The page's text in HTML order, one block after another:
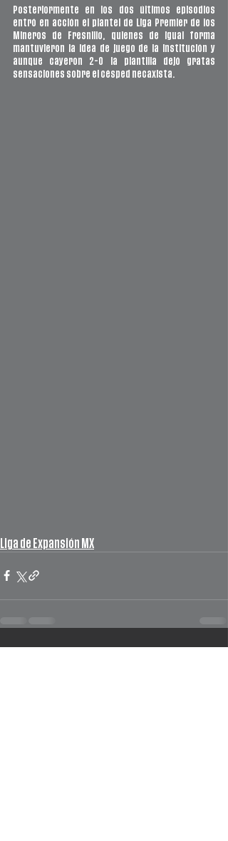
Posteriormente en los dos últimos episodios
entró en acción el plantel de Liga Premier de los
Mineros de Fresnillo, quienes de igual forma
mantuvieron la idea de juego de la institución y
aunque cayeron 2-0 la plantilla dejó gratas
sensaciones sobre el césped necaxista.
Liga de Expansión MX